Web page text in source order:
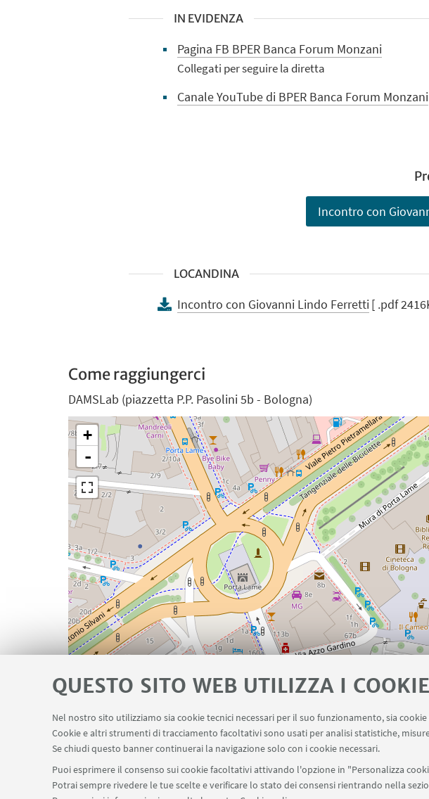
QUESTO SITO WEB UTILIZZA I COOKIE
Nel nostro sito utilizziamo sia cookie tecnici necessari per il suo funzionamento, sia
Cookie e altri strumenti di tracciamento facoltativi sono usati per analisi statistiche,
Se chiudi questo banner continuerai la navigazione solo con i cookie necessari.
Puoi esprimere il consenso sui cookie facoltativi attivando l'opzione in "Personalizza
Potrai sempre rivedere le tue scelte e verificare lo stato dei consensi rientrando nella
IN EVIDENZA
Pagina FB BPER Banca Forum Monzani
Collegati per seguire la diretta
Canale YouTube di BPER Banca Forum Monzani
Incontro con
LOCANDINA
Incontro con Giovanni Lindo Ferretti[ .pdf
Come raggiungerci
+
-
DAMSLab (piazzetta P.P. Pasolini 5b - Bologna)